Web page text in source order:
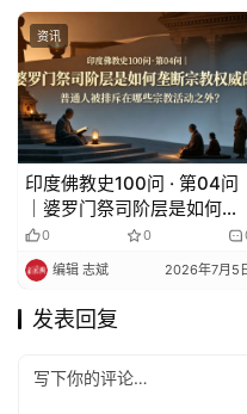
资讯
印度佛教史100问 · 第04问
｜婆罗门祭司阶层是如何垄
断宗教权威的？普通人被排
斥在哪些宗教活动之外？
0 0
编辑 志斌 2026年7月5
发表回复